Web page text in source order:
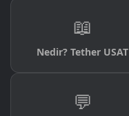
📖
Nedir? Tether USAT
💬